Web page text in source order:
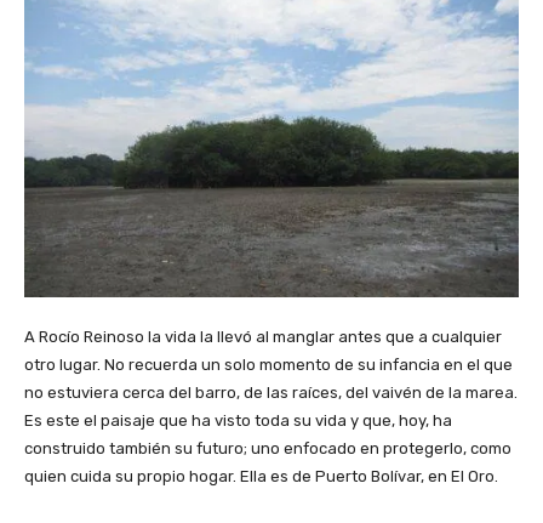
A Rocío Reinoso la vida la llevó al manglar antes que a cualquier
otro lugar. No recuerda un solo momento de su infancia en el que
no estuviera cerca del barro, de las raíces, del vaivén de la marea.
Es este el paisaje que ha visto toda su vida y que, hoy, ha
construido también su futuro; uno enfocado en protegerlo, como
quien cuida su propio hogar. Ella es de Puerto Bolívar, en El Oro.